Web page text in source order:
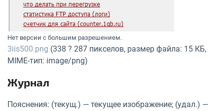
Нет версии с большим разрешением.
3iis500.png (338 ? 287 пикселов, размер файла: 15 КБ,
MIME-тип: image/png)
Журнал
Пояснения: (текущ.) — текущее изображение; (удал.) —